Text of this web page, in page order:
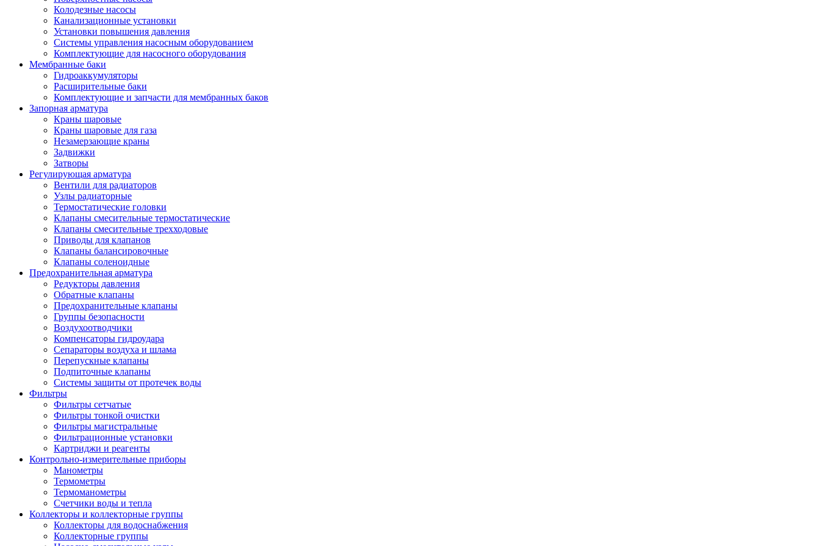
Колодезные насосы
Канализационные установки
Установки повышения давления
Системы управления насосным оборудованием
Комплектующие для насосного оборудования
Мембранные баки
Гидроаккумуляторы
Расширительные баки
Комплектующие и запчасти для мембранных баков
Запорная арматура
Краны шаровые
Краны шаровые для газа
Незамерзающие краны
Задвижки
Затворы
Регулирующая арматура
Вентили для радиаторов
Узлы радиаторные
Термостатические головки
Клапаны смесительные термостатические
Клапаны смесительные трехходовые
Приводы для клапанов
Клапаны балансировочные
Клапаны соленоидные
Предохранительная арматура
Редукторы давления
Обратные клапаны
Предохранительные клапаны
Группы безопасности
Воздухоотводчики
Компенсаторы гидроудара
Сепараторы воздуха и шлама
Перепускные клапаны
Подпиточные клапаны
Системы защиты от протечек воды
Фильтры
Фильтры сетчатые
Фильтры тонкой очистки
Фильтры магистральные
Фильтрационные установки
Картриджи и реагенты
Контрольно-измерительные приборы
Манометры
Термометры
Термоманометры
Счетчики воды и тепла
Коллекторы и коллекторные группы
Коллекторы для водоснабжения
Коллекторные группы